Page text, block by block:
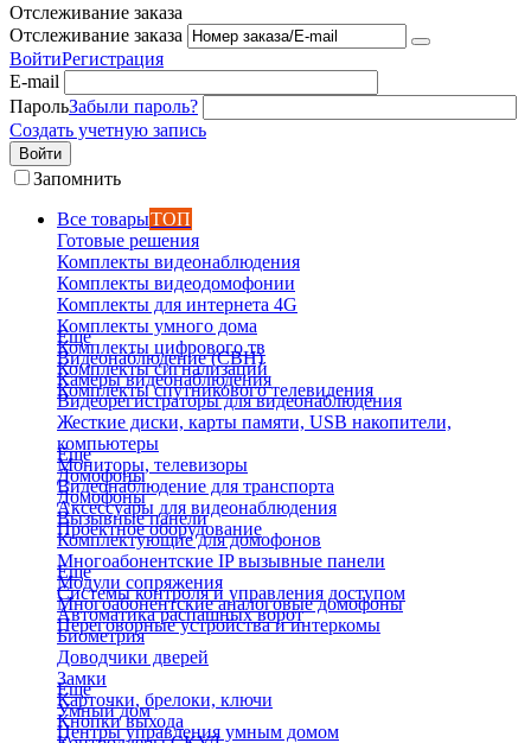
Отслеживание заказа
Отслеживание заказа
ВойтиРегистрация
E-mail
ПарольЗабыли пароль?
Создать учетную запись
Войти
Запомнить
Все товарыТОП
Готовые решения
Комплекты видеонаблюдения
Комплекты видеодомофонии
Комплекты для интернета 4G
Комплекты умного дома
Комплекты цифрового тв
Комплекты сигнализаций
Комплекты спутникового телевидения
Еще
Видеонаблюдение (СВН)
Камеры видеонаблюдения
Видеорегистраторы для видеонаблюдения
Жесткие диски, карты памяти, USB накопители,
компьютеры
Мониторы, телевизоры
Видеонаблюдение для транспорта
Аксессуары для видеонаблюдения
Проектное оборудование
Еще
Домофоны
Домофоны
Вызывные панели
Комплектующие для домофонов
Многоабонентские IP вызывные панели
Модули сопряжения
Многоабонентские аналоговые домофоны
Переговорные устройства и интеркомы
Еще
Системы контроля и управления доступом
Автоматика распашных ворот
Биометрия
Доводчики дверей
Замки
Карточки, брелоки, ключи
Кнопки выхода
Еще
Умный дом
Центры управления умным домом